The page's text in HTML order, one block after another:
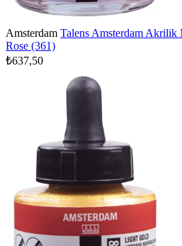
Amsterdam Talens Amsterdam
Rose (361)
₺637,50